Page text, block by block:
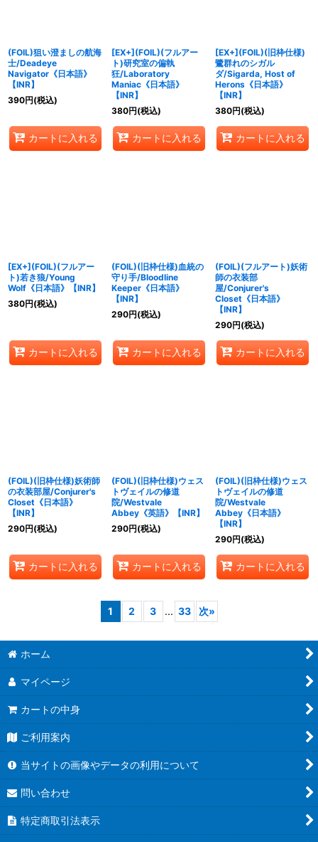
(FOIL)狙い澄ましの航海
士/Deadeye
Navigator《日本語》
【INR】
390円(税込)
カートに入れる
[EX+](FOIL)(フルアー
ト)研究室の偏執
狂/Laboratory
Maniac《日本語》
【INR】
380円(税込)
カートに入れる
[EX+](FOIL)(旧枠仕様)
鷺群れのシガル
ダ/Sigarda, Host of
Herons《日本語》
【INR】
380円(税込)
カートに入れる
[EX+](FOIL)(フルアー
ト)若き狼/Young
Wolf《日本語》【INR】
380円(税込)
カートに入れる
(FOIL)(旧枠仕様)血統の
守り手/Bloodline
Keeper《日本語》
【INR】
290円(税込)
カートに入れる
(FOIL)(フルアート)妖術
師の衣装部
屋/Conjurer's
Closet《日本語》
【INR】
290円(税込)
カートに入れる
(FOIL)(旧枠仕様)妖術師
の衣装部屋/Conjurer's
Closet《日本語》
【INR】
290円(税込)
カートに入れる
(FOIL)(旧枠仕様)ウェス
トヴェイルの修道
院/Westvale
Abbey《英語》【INR】
290円(税込)
カートに入れる
(FOIL)(旧枠仕様)ウェス
トヴェイルの修道
院/Westvale
Abbey《日本語》
【INR】
290円(税込)
カートに入れる
1 2 3 ... 33 次»
ホーム
マイページ
カートの中身
ご利用案内
当サイトの画像やデータの利用について
問い合わせ
特定商取引法表示